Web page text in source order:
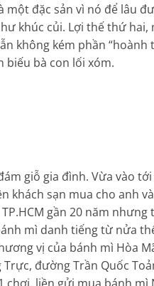
đặc sản vì nó để lâu
khúc củi. Lợi thế thứ hai,
không kém phần “hoành
biếu bà con lối xóm.
giỗ gia đình. Vừa vào
khách sạn mua cho anh
gần 20 năm nhưng
mì danh tiếng từ nửa
vị của bánh mì Hòa
đường Trần Quốc